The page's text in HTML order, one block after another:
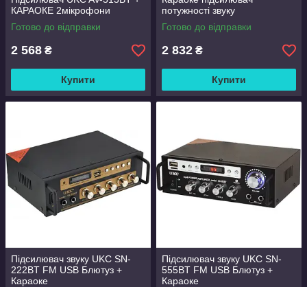
КАРАОКЕ 2мікрофони
Готово до відправки
2 568 ₴
Купити
потужності звуку
Готово до відправки
2 832 ₴
Купити
Підсилювач звуку UKC SN-
222BT FM USB Блютуз +
Караоке
Підсилювач звуку UKC SN-
555BT FM USB Блютуз +
Караоке